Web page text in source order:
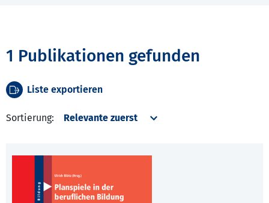
1 Publikationen gefunden
Liste exportieren
Sortierung: